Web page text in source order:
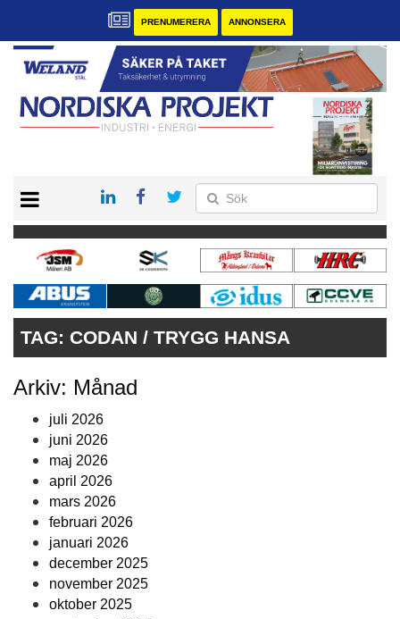
PRENUMERERA ANNONSERA
KONTAKT
VÅRA ANDRA MAGASIN
PRENUMERERA
ANNONSERA
TAG: CODAN / TRYGG HANSA
Arkiv: Månad
juli 2026
juni 2026
maj 2026
april 2026
mars 2026
februari 2026
januari 2026
december 2025
november 2025
oktober 2025